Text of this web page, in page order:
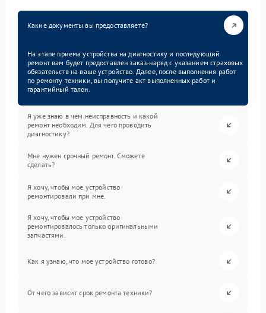
Какие документы вы предоставляете?
На этапе приема устройства на диагностику и последующий
ремонт вам будет предоставлен заказ-наряд с указанием страховых
обязательств на ваше устройство. Далее, после выполнения работ
по ремонту техники, вы получите акт выполненных работ и
гарантийный талон.
Я уже знаю в чем неисправность и какой
ремонт необходим. Для чего проводить
диагностику?
Мне нужен срочный ремонт. Сможете
сделать?
Я хочу, чтобы мое устройство
ремонтировали при мне.
Я хочу, чтобы мое устройство
ремонтировалось только оригинальными
запчастями.
Как я узнаю, что мое устройство готово?
От чего зависит срок ремонта техники?